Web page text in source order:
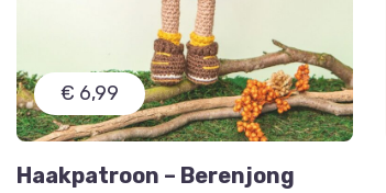
€ 6,99
Haakpatroon – Berenjong